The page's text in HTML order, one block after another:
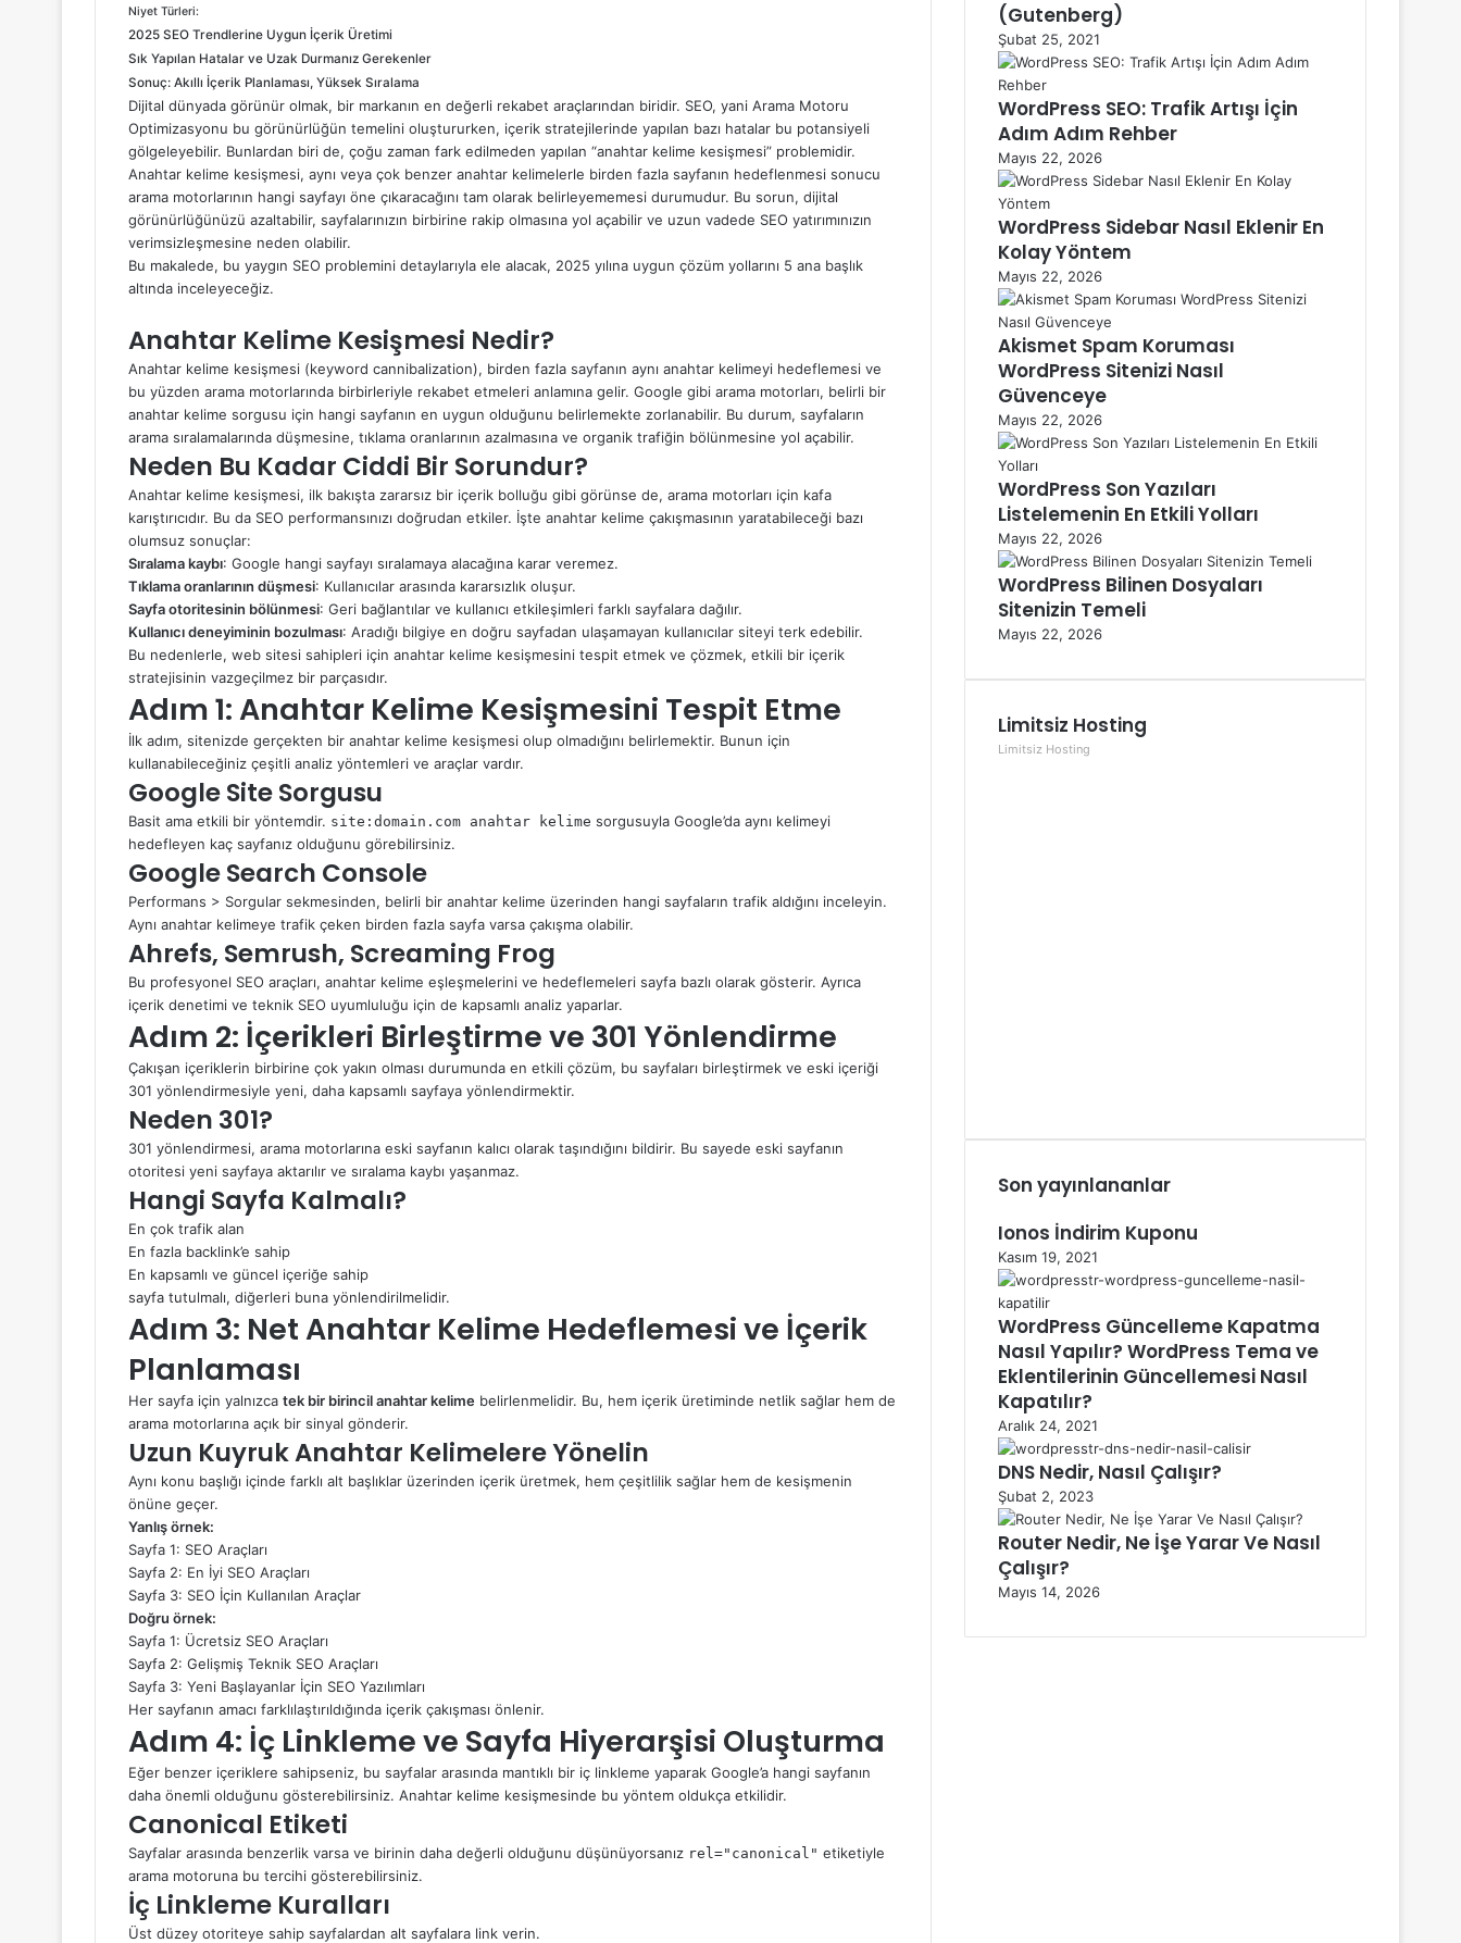
Niyet Türleri:
2025 SEO Trendlerine Uygun İçerik Üretimi
Sık Yapılan Hatalar ve Uzak Durmanız Gerekenler
Sonuç: Akıllı İçerik Planlaması, Yüksek Sıralama
Dijital dünyada görünür olmak, bir markanın en değerli rekabet araçlarından biridir. SEO, yani Arama Motoru
Optimizasyonu bu görünürlüğün temelini oluştururken, içerik stratejilerinde yapılan bazı hatalar bu potansiyeli
gölgeleyebilir. Bunlardan biri de, çoğu zaman fark edilmeden yapılan “anahtar kelime kesişmesi” problemidir.
Anahtar kelime kesişmesi, aynı veya çok benzer anahtar kelimelerle birden fazla sayfanın hedeflenmesi sonucu
arama motorlarının hangi sayfayı öne çıkaracağını tam olarak belirleyememesi durumudur. Bu sorun, dijital
görünürlüğünüzü azaltabilir, sayfalarınızın birbirine rakip olmasına yol açabilir ve uzun vadede SEO yatırımınızın
verimsizleşmesine neden olabilir.
Bu makalede, bu yaygın SEO problemini detaylarıyla ele alacak, 2025 yılına uygun çözüm yollarını 5 ana başlık
altında inceleyeceğiz.
Anahtar Kelime Kesişmesi Nedir?
Anahtar kelime kesişmesi (keyword cannibalization), birden fazla sayfanın aynı anahtar kelimeyi hedeflemesi ve
bu yüzden arama motorlarında birbirleriyle rekabet etmeleri anlamına gelir. Google gibi arama motorları, belirli bir
anahtar kelime sorgusu için hangi sayfanın en uygun olduğunu belirlemekte zorlanabilir. Bu durum, sayfaların
arama sıralamalarında düşmesine, tıklama oranlarının azalmasına ve organik trafiğin bölünmesine yol açabilir.
Neden Bu Kadar Ciddi Bir Sorundur?
Anahtar kelime kesişmesi, ilk bakışta zararsız bir içerik bolluğu gibi görünse de, arama motorları için kafa
karıştırıcıdır. Bu da SEO performansınızı doğrudan etkiler. İşte anahtar kelime çakışmasının yaratabileceği bazı
olumsuz sonuçlar:
Sıralama kaybı: Google hangi sayfayı sıralamaya alacağına karar veremez.
Tıklama oranlarının düşmesi: Kullanıcılar arasında kararsızlık oluşur.
Sayfa otoritesinin bölünmesi: Geri bağlantılar ve kullanıcı etkileşimleri farklı sayfalara dağılır.
Kullanıcı deneyiminin bozulması: Aradığı bilgiye en doğru sayfadan ulaşamayan kullanıcılar siteyi terk edebilir.
Bu nedenlerle, web sitesi sahipleri için anahtar kelime kesişmesini tespit etmek ve çözmek, etkili bir içerik
stratejisinin vazgeçilmez bir parçasıdır.
Adım 1: Anahtar Kelime Kesişmesini Tespit Etme
İlk adım, sitenizde gerçekten bir anahtar kelime kesişmesi olup olmadığını belirlemektir. Bunun için
kullanabileceğiniz çeşitli analiz yöntemleri ve araçlar vardır.
Google Site Sorgusu
Basit ama etkili bir yöntemdir. site:domain.com anahtar kelime sorgusuyla Google’da aynı kelimeyi
hedefleyen kaç sayfanız olduğunu görebilirsiniz.
Google Search Console
Performans > Sorgular sekmesinden, belirli bir anahtar kelime üzerinden hangi sayfaların trafik aldığını inceleyin.
Aynı anahtar kelimeye trafik çeken birden fazla sayfa varsa çakışma olabilir.
Ahrefs, Semrush, Screaming Frog
Bu profesyonel SEO araçları, anahtar kelime eşleşmelerini ve hedeflemeleri sayfa bazlı olarak gösterir. Ayrıca
içerik denetimi ve teknik SEO uyumluluğu için de kapsamlı analiz yaparlar.
Adım 2: İçerikleri Birleştirme ve 301 Yönlendirme
Çakışan içeriklerin birbirine çok yakın olması durumunda en etkili çözüm, bu sayfaları birleştirmek ve eski içeriği
301 yönlendirmesiyle yeni, daha kapsamlı sayfaya yönlendirmektir.
Neden 301?
301 yönlendirmesi, arama motorlarına eski sayfanın kalıcı olarak taşındığını bildirir. Bu sayede eski sayfanın
otoritesi yeni sayfaya aktarılır ve sıralama kaybı yaşanmaz.
Hangi Sayfa Kalmalı?
En çok trafik alan
En fazla backlink’e sahip
En kapsamlı ve güncel içeriğe sahip
sayfa tutulmalı, diğerleri buna yönlendirilmelidir.
Adım 3: Net Anahtar Kelime Hedeflemesi ve İçerik
Planlaması
Her sayfa için yalnızca tek bir birincil anahtar kelime belirlenmelidir. Bu, hem içerik üretiminde netlik sağlar hem de
arama motorlarına açık bir sinyal gönderir.
Uzun Kuyruk Anahtar Kelimelere Yönelin
Aynı konu başlığı içinde farklı alt başlıklar üzerinden içerik üretmek, hem çeşitlilik sağlar hem de kesişmenin
önüne geçer.
Yanlış örnek:
Sayfa 1: SEO Araçları
Sayfa 2: En İyi SEO Araçları
Sayfa 3: SEO İçin Kullanılan Araçlar
Doğru örnek:
Sayfa 1: Ücretsiz SEO Araçları
Sayfa 2: Gelişmiş Teknik SEO Araçları
Sayfa 3: Yeni Başlayanlar İçin SEO Yazılımları
Her sayfanın amacı farklılaştırıldığında içerik çakışması önlenir.
Adım 4: İç Linkleme ve Sayfa Hiyerarşisi Oluşturma
Eğer benzer içeriklere sahipseniz, bu sayfalar arasında mantıklı bir iç linkleme yaparak Google’a hangi sayfanın
daha önemli olduğunu gösterebilirsiniz. Anahtar kelime kesişmesinde bu yöntem oldukça etkilidir.
Canonical Etiketi
Sayfalar arasında benzerlik varsa ve birinin daha değerli olduğunu düşünüyorsanız rel="canonical" etiketiyle
arama motoruna bu tercihi gösterebilirsiniz.
İç Linkleme Kuralları
Üst düzey otoriteye sahip sayfalardan alt sayfalara link verin.
(Gutenberg)
Şubat 25, 2021
WordPress SEO: Trafik Artışı İçin
Adım Adım Rehber
Mayıs 22, 2026
WordPress Sidebar Nasıl Eklenir En
Kolay Yöntem
Mayıs 22, 2026
Akismet Spam Koruması
WordPress Sitenizi Nasıl
Güvenceye
Mayıs 22, 2026
WordPress Son Yazıları
Listelemenin En Etkili Yolları
Mayıs 22, 2026
WordPress Bilinen Dosyaları
Sitenizin Temeli
Mayıs 22, 2026
Limitsiz Hosting
Limitsiz Hosting
Son yayınlananlar
Ionos İndirim Kuponu
Kasım 19, 2021
WordPress Güncelleme Kapatma
Nasıl Yapılır? WordPress Tema ve
Eklentilerinin Güncellemesi Nasıl
Kapatılır?
Aralık 24, 2021
DNS Nedir, Nasıl Çalışır?
Şubat 2, 2023
Router Nedir, Ne İşe Yarar Ve Nasıl
Çalışır?
Mayıs 14, 2026